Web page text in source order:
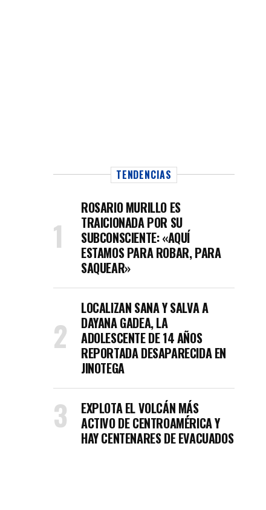
TENDENCIAS
ROSARIO MURILLO ES
TRAICIONADA POR SU
SUBCONSCIENTE: «AQUÍ
ESTAMOS PARA ROBAR, PARA
SAQUEAR»
LOCALIZAN SANA Y SALVA A
DAYANA GADEA, LA
ADOLESCENTE DE 14 AÑOS
REPORTADA DESAPARECIDA EN
JINOTEGA
EXPLOTA EL VOLCÁN MÁS
ACTIVO DE CENTROAMÉRICA Y
HAY CENTENARES DE EVACUADOS